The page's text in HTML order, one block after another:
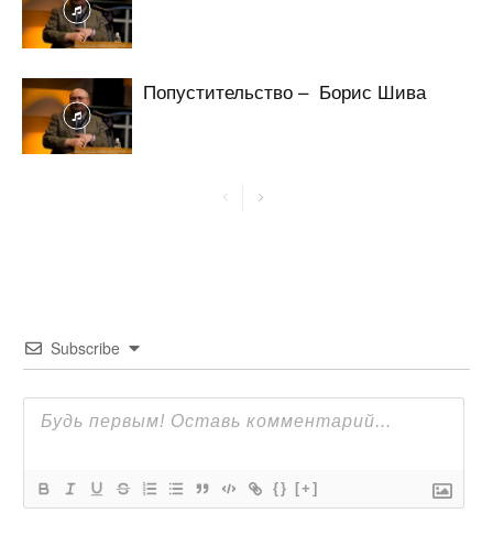
Попустительство – Борис Шива
Subscribe
{} [+]